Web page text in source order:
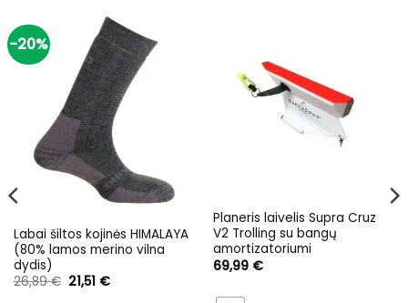
-20%
Labai šiltos kojinės HIMALAYA
(80% lamos merino vilna
dydis)
26,89€ Original
price
21,51 €Current
Planeris laivelis Supra Cruz
V2 Trolling su bangų
amortizatoriumi
69,99 €